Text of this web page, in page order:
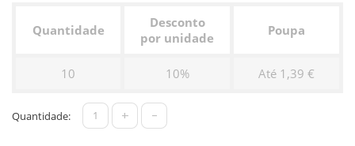
Quantidade
Desconto
por unidade
Poupa
10 10% Até 1,39 €
Quantidade: + -